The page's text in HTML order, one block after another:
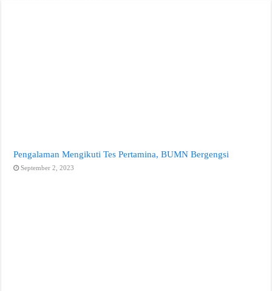
Pengalaman Mengikuti Tes Pertamina, BUMN Bergengsi
September 2, 2023